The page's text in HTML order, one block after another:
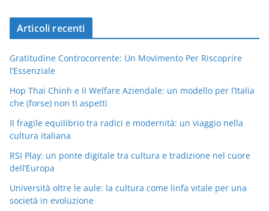
Articoli recenti
Gratitudine Controcorrente: Un Movimento Per Riscoprire
l’Essenziale
Hop Thai Chinh e il Welfare Aziendale: un modello per l’Italia
che (forse) non ti aspetti
Il fragile equilibrio tra radici e modernità: un viaggio nella
cultura italiana
RSI Play: un ponte digitale tra cultura e tradizione nel cuore
dell’Europa
Università oltre le aule: la cultura come linfa vitale per una
società in evoluzione